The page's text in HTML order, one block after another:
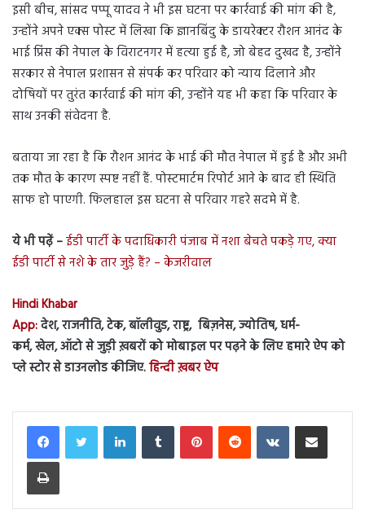
इसी बीच, सांसद पप्पू यादव ने भी इस घटना पर कार्रवाई की मांग की है,
उन्होंने अपने एक्स पोस्ट में लिखा कि ज्ञानबिंदु के डायरेक्टर रौशन आनंद के
भाई प्रिंस की नेपाल के विराटनगर में हत्या हुई है, जो बेहद दुखद है, उन्होंने
सरकार से नेपाल प्रशासन से संपर्क कर परिवार को न्याय दिलाने और
दोषियों पर तुरंत कार्रवाई की मांग की, उन्होंने यह भी कहा कि परिवार के
साथ उनकी संवेदना है.
बताया जा रहा है कि रौशन आनंद के भाई की मौत नेपाल में हुई है और अभी
तक मौत के कारण स्पष्ट नहीं हैं. पोस्टमार्टम रिपोर्ट आने के बाद ही स्थिति
साफ हो पाएगी. फिलहाल इस घटना से परिवार गहरे सदमे में है.
ये भी पढ़ें –ईडी पार्टी के पदाधिकारी पंजाब में नशा बेचते पकड़े गए, क्या
ईडी पार्टी से नशे के तार जुड़े हैं? – केजरीवाल
Hindi Khabar
App:देश, राजनीति, टेक, बॉलीवुड, राष्ट्र, बिज़नेस, ज्योतिष, धर्म-
कर्म, खेल, ऑटो से जुड़ी ख़बरों को मोबाइल पर पढ़ने के लिए हमारे ऐप को
प्ले स्टोर से डाउनलोड कीजिए.हिन्दी ख़बर ऐप
LinkedInTumblr PinterestReddit VKontakteShare via Email
Print